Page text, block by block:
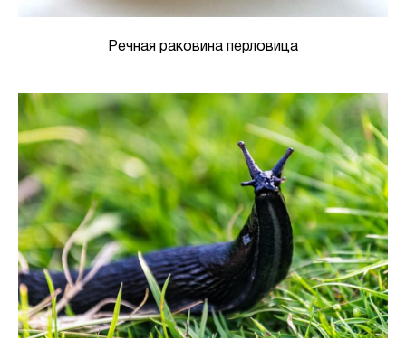
Речная раковина перловица